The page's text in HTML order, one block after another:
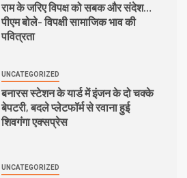
राम के जरिए विपक्ष को सबक और संदेश…
पीएम बोले- विपक्षी सामाजिक भाव की
पवित्रता
UNCATEGORIZED
बनारस स्टेशन के यार्ड में इंजन के दो चक्के
बेपटरी, बदले प्लेटफॉर्म से रवाना हुई
शिवगंगा एक्सप्रेस
UNCATEGORIZED